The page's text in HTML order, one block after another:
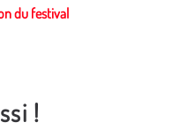
du festival
!